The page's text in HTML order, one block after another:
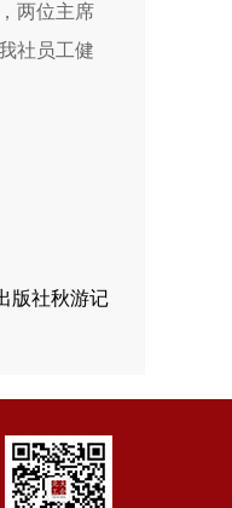
两位主席
社员工健
版社秋游记